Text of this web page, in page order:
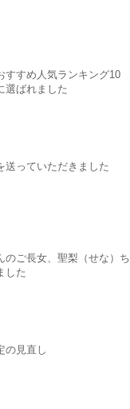
すすめ人気ランキング10
選ばれました
送っていただきました
のご長女、聖梨（せな）ち
した
の見直し